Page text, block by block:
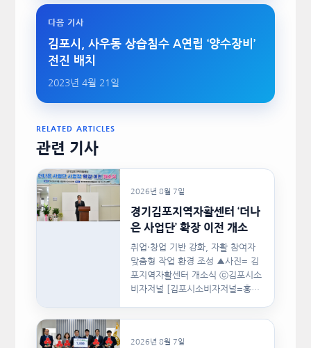
다음 기사
김포시, 사우동 상습침수 A연립 ‘양수장비’
전진 배치
2023년 4월 21일
RELATED ARTICLES
관련 기사
2026년 8월 7일
경기김포지역자활센터 ‘더나
은 사업단’ 확장 이전 개소
취업·창업 기반 강화, 자활 참여자
맞춤형 작업 환경 조성 ▲사진= 김
포지역자활센터 개소식 ⓒ김포시소
비자저널 [김포시소비자저널=홍완
는 지난…
2026년 8월 7일